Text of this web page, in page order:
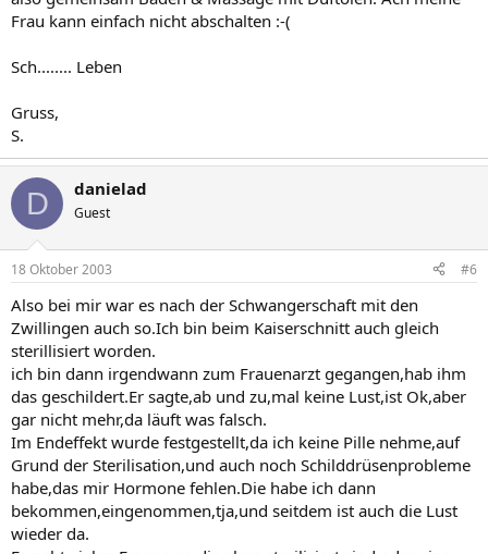
Frau kann einfach nicht abschalten :-(
Sch........ Leben
Gruss,
S.
D danielad
Guest
18 Oktober 2003 #6
Also bei mir war es nach der Schwangerschaft mit den
Zwillingen auch so.Ich bin beim Kaiserschnitt auch gleich
sterillisiert worden.
ich bin dann irgendwann zum Frauenarzt gegangen,hab ihm
das geschildert.Er sagte,ab und zu,mal keine Lust,ist Ok,aber
gar nicht mehr,da läuft was falsch.
Im Endeffekt wurde festgestellt,da ich keine Pille nehme,auf
Grund der Sterilisation,und auch noch Schilddrüsenprobleme
habe,das mir Hormone fehlen.Die habe ich dann
bekommen,eingenommen,tja,und seitdem ist auch die Lust
wieder da.